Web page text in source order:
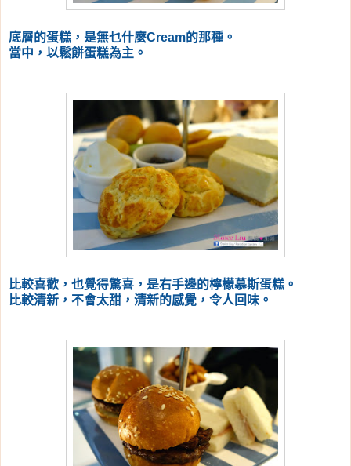
底層的蛋糕，是無乜什麼Cream的那種。
當中，以鬆餅蛋糕為主。
比較喜歡，也覺得驚喜，是右手邊的檸檬慕斯蛋糕。
比較清新，不會太甜，清新的感覺，令人回味。